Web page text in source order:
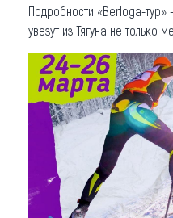
Подробности «Berloga-тур»
увезут из Тягуна не только